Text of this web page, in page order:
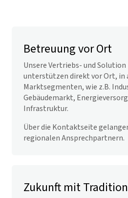
Betreuung vor Ort
Unsere Vertriebs- und
unterstützen direkt vor Ort, in
Marktsegmenten, wie z.B.
Gebäudemarkt,
Infrastruktur.
Über die Kontaktseite
regionalen Ansprechpartnern.
Zukunft mit Tradition